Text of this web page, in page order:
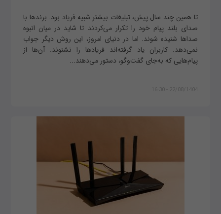
تا همین چند سال پیش، تبلیغات بیشتر شبیه فریاد بود. برندها با
صدای بلند پیام خود را تکرار می‌کردند تا شاید در میان انبوه
صداها شنیده شوند. اما در دنیای امروز، این روش دیگر جواب
نمی‌دهد. کاربران یاد گرفته‌اند فریادها را نشنوند. آن‌ها از
پیام‌هایی که به‌جای گفت‌وگو، دستور می‌دهند...
22/08/1404 - 16:30